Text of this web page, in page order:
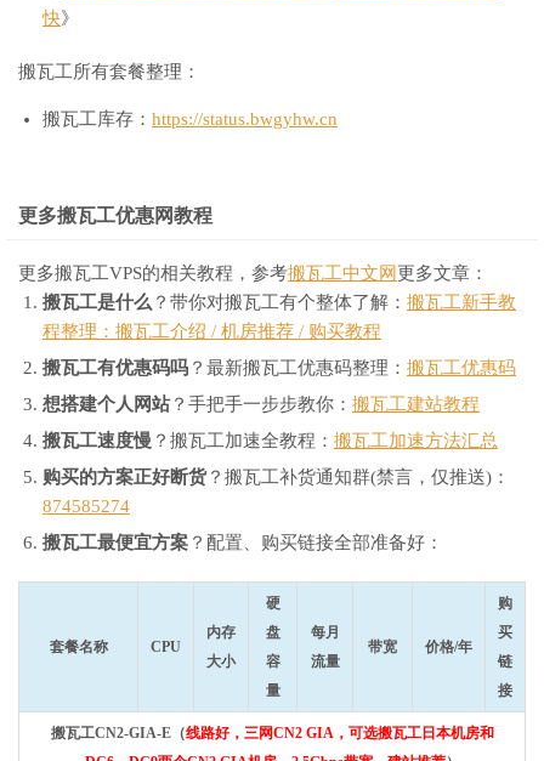
快》
搬瓦工所有套餐整理：
搬瓦工库存： https://status.bwgyhw.cn
更多搬瓦工优惠网教程
更多搬瓦工VPS的相关教程，参考搬瓦工中文网 更多文章：
搬瓦工是什么 ？带你对搬瓦工有个整体了解： 搬瓦工新手教
程整理：搬瓦工介绍 / 机房推荐 / 购买教程
搬瓦工有优惠码吗 ？最新搬瓦工优惠码整理： 搬瓦工优惠码
想搭建个人网站？手把手一步步教你： 搬瓦工建站教程
搬瓦工速度慢 ？搬瓦工加速全教程： 搬瓦工加速方法汇总
购买的方案正好断货？搬瓦工补货通知群(禁言，仅推送)：
874585274
搬瓦工最便宜方案 ？配置、购买链接全部准备好：
套餐名称 CPU
内存
大小
硬
盘
容
量
每月
流量
带宽 价格/年
购
买
链
接
搬瓦工CN2-GIA-E（线路好，三网CN2 GIA，可选搬瓦工日本机房和